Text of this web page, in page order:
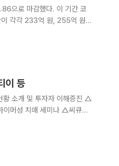
으로 마감했다. 이 기간 코
이 각각 233억 원, 255억 원
이 등